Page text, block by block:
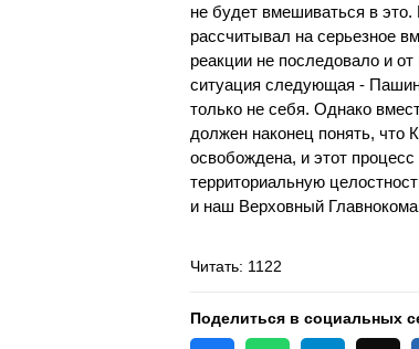
не будет вмешиваться в
рассчитывал на серьезное
реакции не последовало и
ситуация следующая -
только не себя. Однако
должен наконец понять, что
освобождена, и этот
территориальную
и наш Верховный
Читать: 1122
Поделиться в социальных